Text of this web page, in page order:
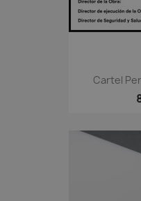
Cartel